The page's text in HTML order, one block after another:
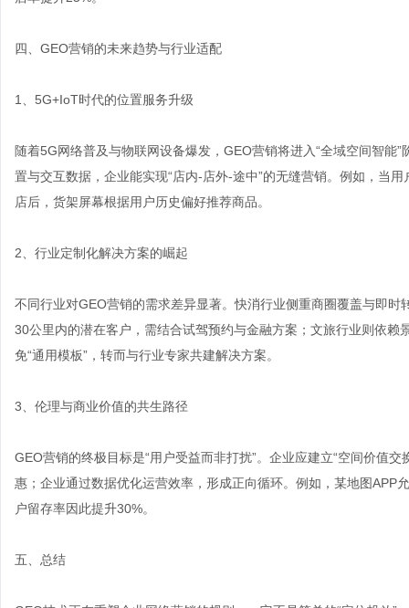
四、GEO营销的未来趋势与行业适配
1、5G+IoT时代的位置服务升级
随着5G网络普及与物联网设备爆发，GEO营销将进入“全域空间智能
置与交互数据，企业能实现“店内-店外-途中”的无缝营销。例如，当
店后，货架屏幕根据用户历史偏好推荐商品。
2、行业定制化解决方案的崛起
不同行业对GEO营销的需求差异显著。快消行业侧重商圈覆盖与即
30公里内的潜在客户，需结合试驾预约与金融方案；文旅行业则依
免“通用模板”，转而与行业专家共建解决方案。
3、伦理与商业价值的共生路径
GEO营销的终极目标是“用户受益而非打扰”。企业应建立“空间价值
惠；企业通过数据优化运营效率，形成正向循环。例如，某地图APP
户留存率因此提升30%。
五、总结